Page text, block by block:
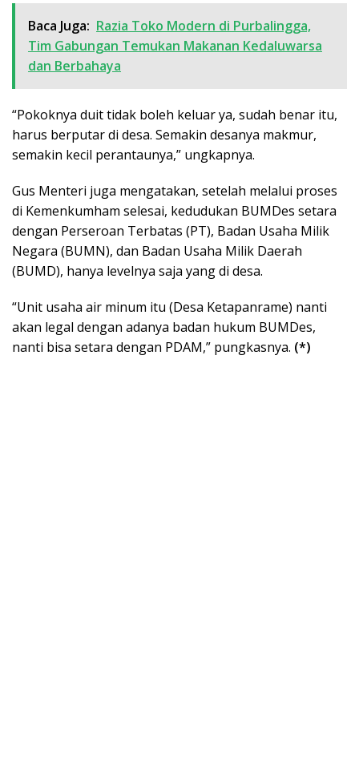
Baca Juga: Razia Toko Modern di Purbalingga,
Tim Gabungan Temukan Makanan Kedaluwarsa
dan Berbahaya
“Pokoknya duit tidak boleh keluar ya, sudah benar itu,
harus berputar di desa. Semakin desanya makmur,
semakin kecil perantaunya,” ungkapnya.
Gus Menteri juga mengatakan, setelah melalui proses
di Kemenkumham selesai, kedudukan BUMDes setara
dengan Perseroan Terbatas (PT), Badan Usaha Milik
Negara (BUMN), dan Badan Usaha Milik Daerah
(BUMD), hanya levelnya saja yang di desa.
“Unit usaha air minum itu (Desa Ketapanrame) nanti
akan legal dengan adanya badan hukum BUMDes,
nanti bisa setara dengan PDAM,” pungkasnya. (*)